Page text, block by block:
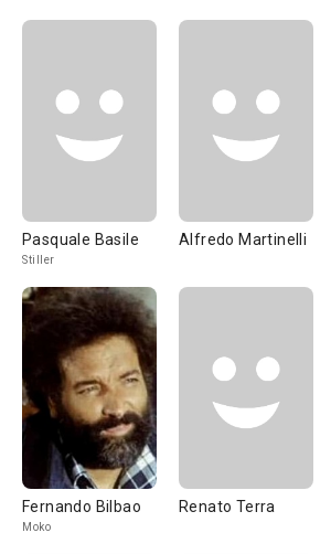
Pasquale Basile
Stiller
Alfredo Martinelli
Fernando Bilbao
Moko
Renato Terra